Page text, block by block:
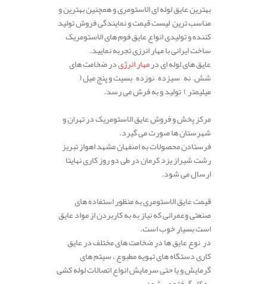
بهترین عایق لوله ای الاستومری و همچنین بهترین و
مناسب ترین لیست قیمت و نمایندگی فروش تولید
کننده و تولیدی انواع عایق فوم های الاستومریک
ساخت ایرانی با مهار انرزی تجربه نمایید.
عایق های لوله ای درمهار انرژیدر ضخامت های
شش – نه – سیزده – نوزده – بسیت و پنج میل (
میلیمتر ) تولید و به فرش می رسد.
مرکز پخش و فروش عایق الاستومریک در تهران و
شهرستان ها صورت می گیرد.
فرستادن محصولات به اصفهان مشهد اهواز تبریز
رشت شیراز یزد کرمان در طی دو روز کاری نهایتا
ارسال می شود.
قیمت عایق الاستومری به منظور استفاده های
صنعتی وعمرانی که نیاز به به کاربردن از مواد عایق
است بسیار خوب است.
در نوع عایق ها در ضخامت های مختلف در عایق
کاری دستگاه های تهویه مطبوع ، سیتم های
گرمایش و یا حتی سرمایش انواع اتصالات لوله کشی